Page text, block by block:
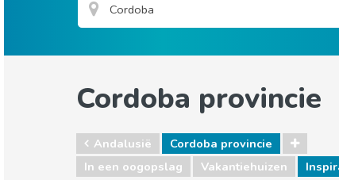
Cordoba provincie
Andalusië
Cordoba provincie
In een oogopslag
Vakantiehuizen